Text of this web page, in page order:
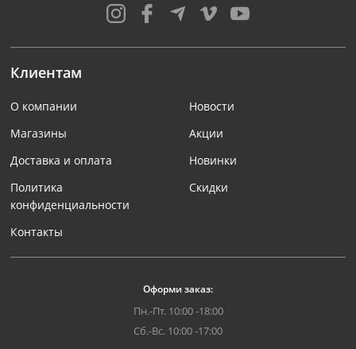
Клиентам
О компании
Магазины
Доставка и оплата
Политика
конфиденциальности
Контакты
Новости
Акции
Новинки
Скидки
Оформи заказ:
Пн.-Пт. 10:00 -18:00
Сб.-Вс. 10:00 -17:00